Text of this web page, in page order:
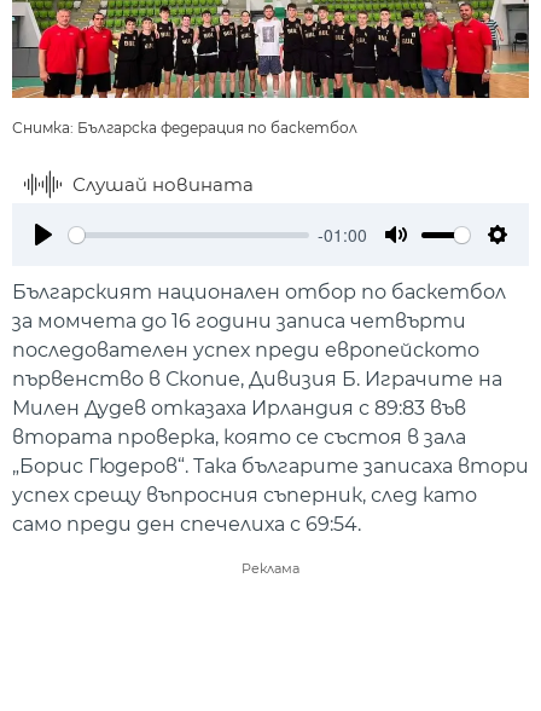
Снимка: Българска федерация по баскетбол
Слушай новината
-01:00
Българският национален отбор по баскетбол
за момчета до 16 години записа четвърти
последователен успех преди европейското
първенство в Скопие, Дивизия Б. Играчите на
Милен Дудев отказаха Ирландия с 89:83 във
втората проверка, която се състоя в зала
„Борис Гюдеров“. Така българите записаха втори
успех срещу въпросния съперник, след като
само преди ден спечелиха с 69:54.
Реклама